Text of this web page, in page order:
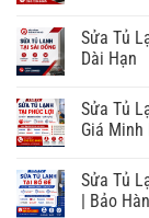
Sửa Tủ
Dài Hạn
Sửa Tủ
Giá Minh
Sửa Tủ
| Bảo